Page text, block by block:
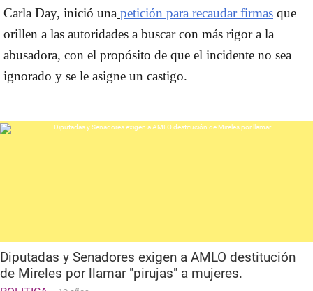
Carla Day, inició una petición para recaudar firmas que
orillen a las autoridades a buscar con más rigor a la
abusadora, con el propósito de que el incidente no sea
ignorado y se le asigne un castigo.
Diputadas y Senadores exigen a AMLO destitución
de Mireles por llamar "pirujas" a mujeres.